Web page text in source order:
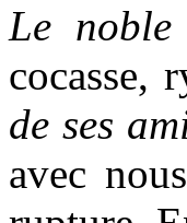
Le
cocasse,
de ses
avec